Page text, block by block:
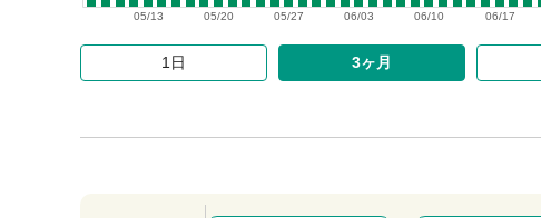
06/17
06/10
06/03
05/27
05/20
05/13
1日 3ヶ月